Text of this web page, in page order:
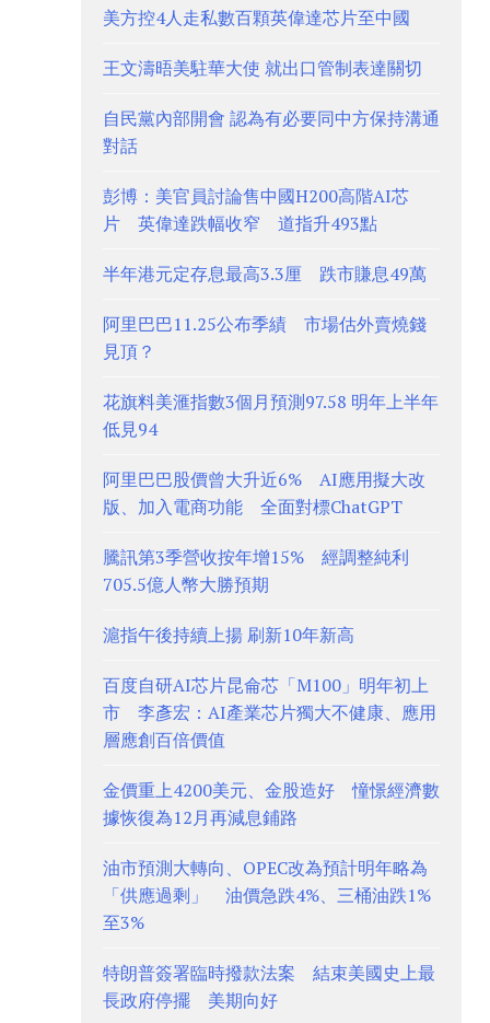
美方控4人走私數百顆英偉達芯片至中國
王文濤晤美駐華大使 就出口管制表達關切
自民黨內部開會 認為有必要同中方保持溝通
對話
彭博：美官員討論售中國H200高階AI芯
片 英偉達跌幅收窄 道指升493點
半年港元定存息最高3.3厘 跌市賺息49萬
阿里巴巴11.25公布季績 市場估外賣燒錢
見頂？
花旗料美滙指數3個月預測97.58 明年上半年
低見94
阿里巴巴股價曾大升近6% AI應用擬大改
版、加入電商功能 全面對標ChatGPT
騰訊第3季營收按年增15% 經調整純利
705.5億人幣大勝預期
滬指午後持續上揚 刷新10年新高
百度自研AI芯片昆侖芯「M100」明年初上
市 李彥宏：AI產業芯片獨大不健康、應用
層應創百倍價值
金價重上4200美元、金股造好 憧憬經濟數
據恢復為12月再減息鋪路
油市預測大轉向、OPEC改為預計明年略為
「供應過剩」 油價急跌4%、三桶油跌1%
至3%
特朗普簽署臨時撥款法案 結束美國史上最
長政府停擺 美期向好